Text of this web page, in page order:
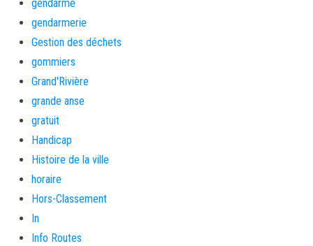
gendarme
gendarmerie
Gestion des déchets
gommiers
Grand'Rivière
grande anse
gratuit
Handicap
Histoire de la ville
horaire
Hors-Classement
In
Info Routes